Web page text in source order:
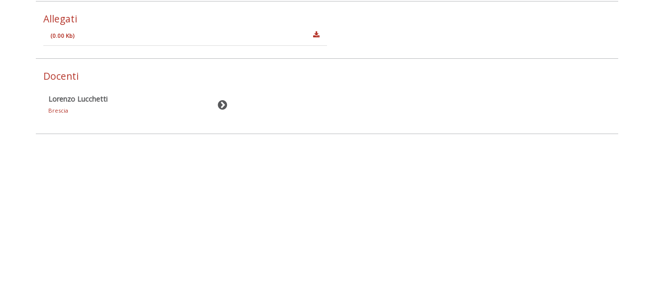
Allegati
(0.00 Kb)
Docenti
Lorenzo Lucchetti
Brescia